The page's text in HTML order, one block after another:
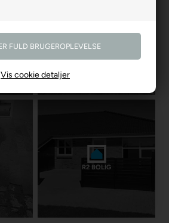
Vis cookie detaljer
R2 GULVE
R2 BOLIG